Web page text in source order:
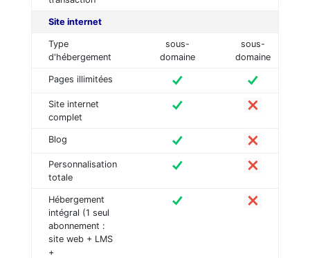
Site internet
Type
d'hébergement
sous-
domaine
sous-
domaine
Pages illimitées
Site internet
complet
Blog
Personnalisation
totale
Hébergement
intégral (1 seul
abonnement :
site web + LMS
+